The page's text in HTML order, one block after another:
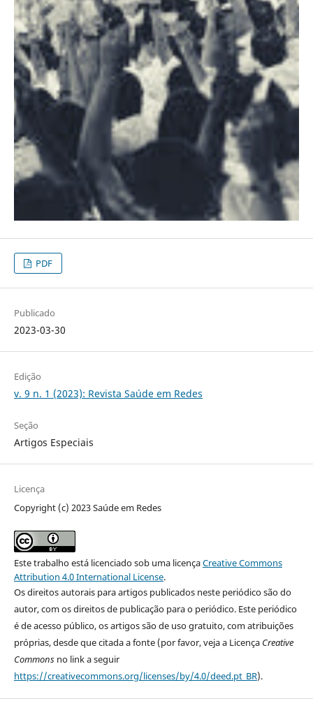
PDF
Publicado
2023-03-30
Edição
v. 9 n. 1 (2023): Revista Saúde em Redes
Seção
Artigos Especiais
Licença
Copyright (c) 2023 Saúde em Redes
Este trabalho está licenciado sob uma licençaCreative Commons
Attribution 4.0 International License.
Os direitos autorais para artigos publicados neste periódico são do
autor, com os direitos de publicação para o periódico. Este periódico
é de acesso público, os artigos são de uso gratuito, com atribuições
próprias, desde que citada a fonte (por favor, veja a Licença Creative
Commonsno link a seguir
https://creativecommons.org/licenses/by/4.0/deed.pt_BR).